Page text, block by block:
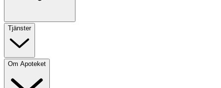
Tjänster
Om Apoteket